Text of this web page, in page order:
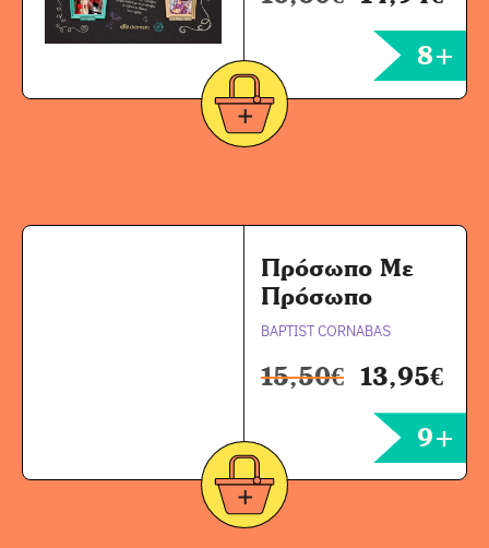
8+
Πρόσωπο Με
Πρόσωπο
BAPTIST CORNABAS
15,50€ 13,95€
9+